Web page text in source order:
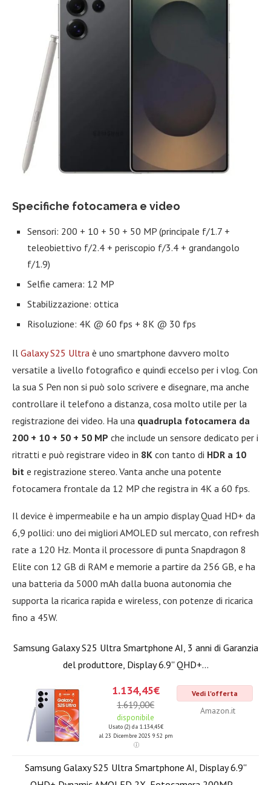
Specifiche fotocamera e video
Sensori: 200 + 10 + 50 + 50 MP (principale f/1.7 +
teleobiettivo f/2.4 + periscopio f/3.4 + grandangolo
f/1.9)
Selfie camera: 12 MP
Stabilizzazione: ottica
Risoluzione: 4K @ 60 fps + 8K @ 30 fps
Il Galaxy S25 Ultra è uno smartphone davvero molto
versatile a livello fotografico e quindi eccelso per i vlog. Con
la sua S Pen non si può solo scrivere e disegnare, ma anche
controllare il telefono a distanza, cosa molto utile per la
registrazione dei video. Ha una quadrupla fotocamera da
200 + 10 + 50 + 50 MP che include un sensore dedicato per i
ritratti e può registrare video in 8K con tanto di HDR a 10
bit e registrazione stereo. Vanta anche una potente
fotocamera frontale da 12 MP che registra in 4K a 60 fps.
Il device è impermeabile e ha un ampio display Quad HD+ da
6,9 pollici: uno dei migliori AMOLED sul mercato, con refresh
rate a 120 Hz. Monta il processore di punta Snapdragon 8
Elite con 12 GB di RAM e memorie a partire da 256 GB, e ha
una batteria da 5000 mAh dalla buona autonomia che
supporta la ricarica rapida e wireless, con potenze di ricarica
fino a 45W.
Samsung Galaxy S25 Ultra Smartphone AI, 3 anni di Garanzia
del produttore, Display 6.9'' QHD+...
1.134,45€
1.619,00€
disponibile
Usato (2) da 1.134,45€
al 23 Dicembre 2025 9:52 pm
Vedi l'offerta
Amazon.it
Samsung Galaxy S25 Ultra Smartphone AI, Display 6.9''